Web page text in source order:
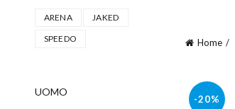
Home
-20%
ARENA
JAKED
SPEEDO
UOMO